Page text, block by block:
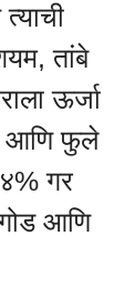
तांबे
ऊर्जा
आणि फुले
गर
आणि